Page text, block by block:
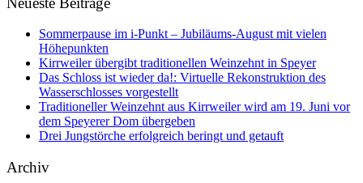
Sommerpause im i-Punkt – Jubiläums-August mit vielen
Höhepunkten
Kirrweiler übergibt traditionellen Weinzehnt in Speyer
Das Schloss ist wieder da!: Virtuelle Rekonstruktion des
Wasserschlosses vorgestellt
Traditioneller Weinzehnt aus Kirrweiler wird am 19. Juni vor
dem Speyerer Dom übergeben
Drei Jungstörche erfolgreich beringt und getauft
Archiv